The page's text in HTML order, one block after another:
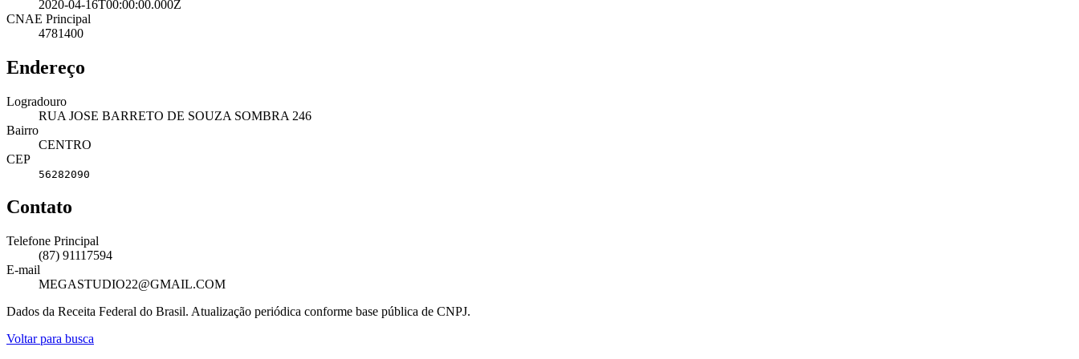
2020-04-16T00:00:00.000Z
CNAE Principal
4781400
Endereço
Logradouro
RUA JOSE BARRETO DE SOUZA SOMBRA 246
Bairro
CENTRO
CEP
56282090
Contato
Telefone Principal
(87) 91117594
E-mail
MEGASTUDIO22@GMAIL.COM
Dados da Receita Federal do Brasil. Atualização periódica conforme base pública de CNPJ.
Voltar para busca